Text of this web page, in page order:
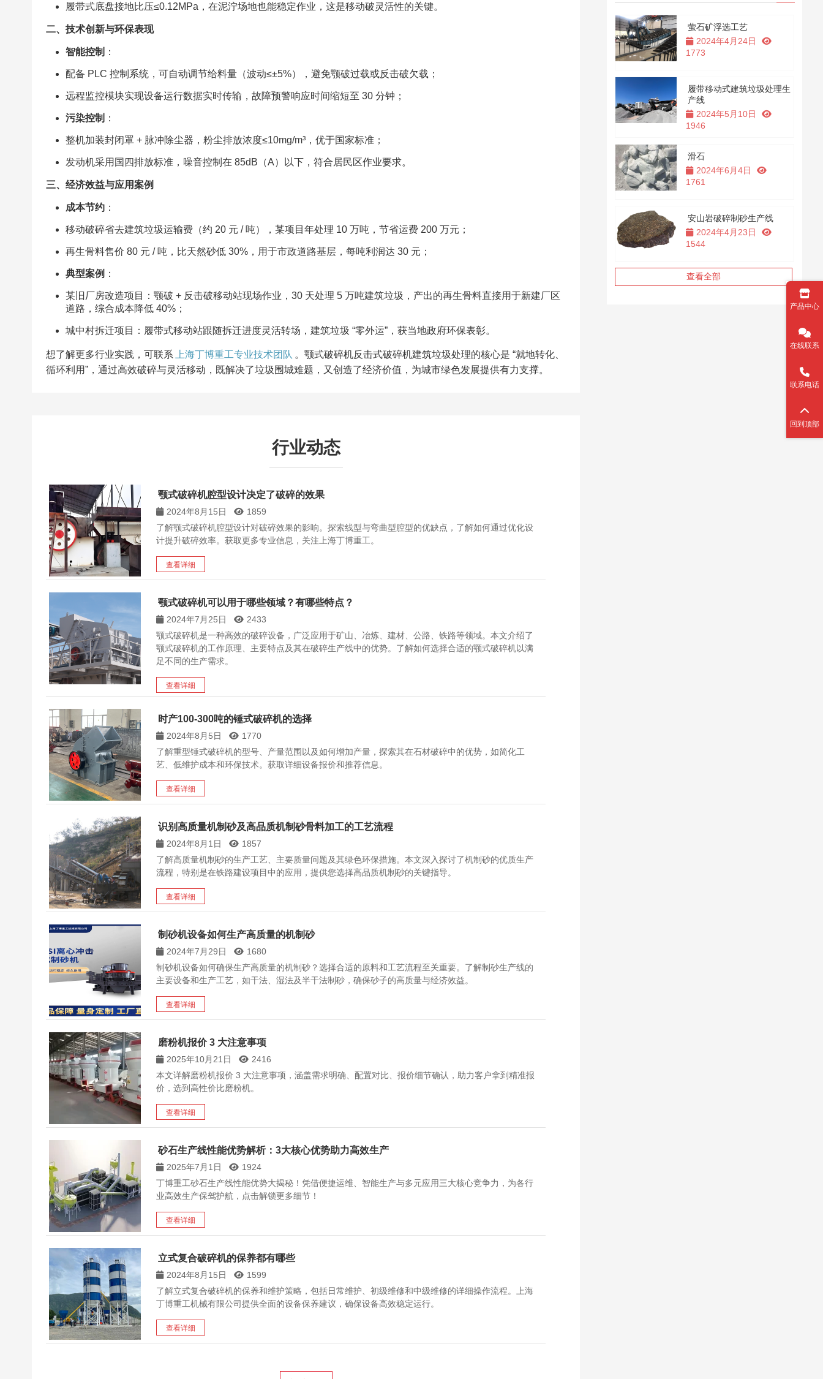
履带式底盘接地比压≤0.12MPa，在泥泞场地也能稳定作业，这是移动破灵活性的关键。​
二、技术创新与环保表现​
智能控制 ：​
配备 PLC 控制系统，可自动调节给料量（波动≤±5%），避免颚破过载或反击破欠载；​
远程监控模块实现设备运行数据实时传输，故障预警响应时间缩短至 30 分钟；​
污染控制 ：​
整机加装封闭罩 + 脉冲除尘器，粉尘排放浓度≤10mg/m³，优于国家标准；​
发动机采用国四排放标准，噪音控制在 85dB（A）以下，符合居民区作业要求。​
三、经济效益与应用案例​
成本节约：​
移动破碎省去建筑垃圾运输费（约 20 元 / 吨），某项目年处理 10 万吨，节省运费 200 万元；​
再生骨料售价 80 元 / 吨，比天然砂低 30%，用于市政道路基层，每吨利润达 30 元；​
典型案例 ：​
某旧厂房改造项目：颚破 + 反击破移动站现场作业，30 天处理 5 万吨建筑垃圾，产出的再生骨料直接用于新建厂区
道路，综合成本降低 40%；​
城中村拆迁项目：履带式移动站跟随拆迁进度灵活转场，建筑垃圾 “零外运”，获当地政府环保表彰。​
想了解更多行业实践，可联系 上海丁博重工专业技术团队 。颚式破碎机反击式破碎机建筑垃圾处理的核心是 “就地转化、
循环利用”，通过高效破碎与灵活移动，既解决了垃圾围城难题，又创造了经济价值，为城市绿色发展提供有力支撑。
行业动态
颚式破碎机腔型设计决定了破碎的效果
2024年8月15日
1859
了解颚式破碎机腔型设计对破碎效果的影响。探索线型与弯曲型腔型的优缺点，了解如何通过优化设
计提升破碎效率。获取更多专业信息，关注上海丁博重工。
查看详细
颚式破碎机可以用于哪些领域？有哪些特点？
2024年7月25日
2433
颚式破碎机是一种高效的破碎设备，广泛应用于矿山、冶炼、建材、公路、铁路等领域。本文介绍了
颚式破碎机的工作原理、主要特点及其在破碎生产线中的优势。了解如何选择合适的颚式破碎机以满
足不同的生产需求。
查看详细
时产100-300吨的锤式破碎机的选择
2024年8月5日
1770
了解重型锤式破碎机的型号、产量范围以及如何增加产量，探索其在石材破碎中的优势，如简化工
艺、低维护成本和环保技术。获取详细设备报价和推荐信息。
查看详细
识别高质量机制砂及高品质机制砂骨料加工的工艺流程
2024年8月1日
1857
了解高质量机制砂的生产工艺、主要质量问题及其绿色环保措施。本文深入探讨了机制砂的优质生产
流程，特别是在铁路建设项目中的应用，提供您选择高品质机制砂的关键指导。
查看详细
制砂机设备如何生产高质量的机制砂
2024年7月29日
1680
制砂机设备如何确保生产高质量的机制砂？选择合适的原料和工艺流程至关重要。了解制砂生产线的
主要设备和生产工艺，如干法、湿法及半干法制砂，确保砂子的高质量与经济效益。
查看详细
磨粉机报价 3 大注意事项
2025年10月21日
2416
本文详解磨粉机报价 3 大注意事项，涵盖需求明确、配置对比、报价细节确认，助力客户拿到精准报
价，选到高性价比磨粉机。
查看详细
砂石生产线性能优势解析：3大核心优势助力高效生产
2025年7月1日
1924
丁博重工砂石生产线性能优势大揭秘！凭借便捷运维、智能生产与多元应用三大核心竞争力，为各行
业高效生产保驾护航，点击解锁更多细节！
查看详细
立式复合破碎机的保养都有哪些
2024年8月15日
1599
了解立式复合破碎机的保养和维护策略，包括日常维护、初级维修和中级维修的详细操作流程。上海
丁博重工机械有限公司提供全面的设备保养建议，确保设备高效稳定运行。
查看详细
萤石矿浮选工艺
2024年4月24日
1773
履带移动式建筑垃圾处理生
产线
2024年5月10日
1946
滑石
2024年6月4日
1761
安山岩破碎制砂生产线
2024年4月23日
1544
查看全部
产品中心
在线联系
联系电话
回到顶部